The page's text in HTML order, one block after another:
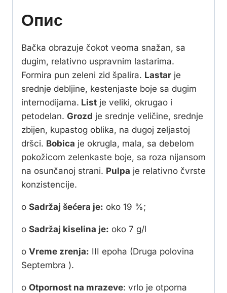
Опис
Bačka obrazuje čokot veoma snažan, sa
dugim, relativno uspravnim lastarima.
Formira pun zeleni zid špalira. Lastar je
srednje debljine, kestenjaste boje sa dugim
internodijama. List je veliki, okrugao i
petodelan. Grozd je srednje veličine, srednje
zbijen, kupastog oblika, na dugoj zeljastoj
dršci. Bobica je okrugla, mala, sa debelom
pokožicom zelenkaste boje, sa roza nijansom
na osunčanoj strani. Pulpa je relativno čvrste
konzistencije.
o Sadržaj šećera je: oko 19 %;
o Sadržaj kiselina je: oko 7 g/l
o Vreme zrenja: III epoha (Druga polovina
Septembra ).
o Otpornost na mrazeve: vrlo je otporna